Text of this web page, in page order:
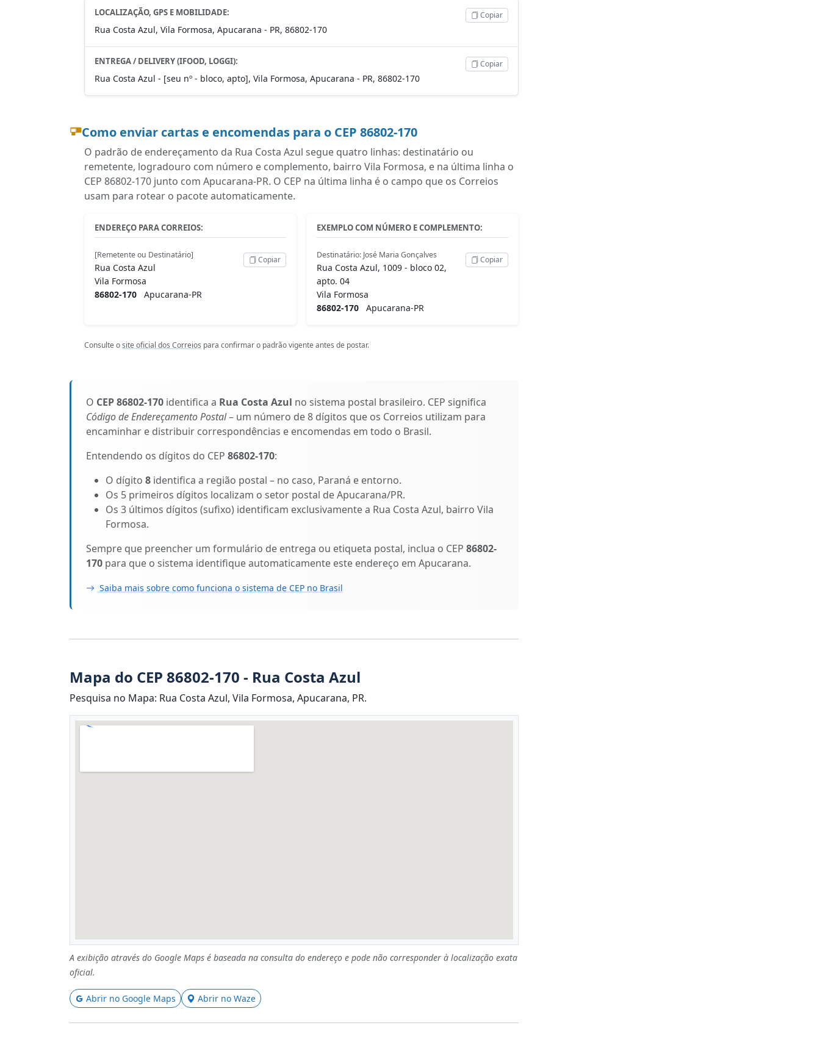
LOCALIZAÇÃO, GPS E MOBILIDADE:
Rua Costa Azul, Vila Formosa, Apucarana - PR, 86802-170
Copiar
ENTREGA / DELIVERY (IFOOD, LOGGI):
Rua Costa Azul - [seu nº - bloco, apto], Vila Formosa, Apucarana - PR, 86802-170
Copiar
Como enviar cartas e encomendas para o CEP 86802-170
O padrão de endereçamento da Rua Costa Azul segue quatro linhas: destinatário ou
remetente, logradouro com número e complemento, bairro Vila Formosa, e na última linha o
CEP 86802-170 junto com Apucarana-PR. O CEP na última linha é o campo que os Correios
usam para rotear o pacote automaticamente.
ENDEREÇO PARA CORREIOS:
[Remetente ou Destinatário]
Rua Costa Azul
Vila Formosa
86802-170 Apucarana-PR
Copiar
EXEMPLO COM NÚMERO E COMPLEMENTO:
Destinatário: José Maria Gonçalves
Rua Costa Azul, 1009 - bloco 02,
apto. 04
Vila Formosa
86802-170 Apucarana-PR
Copiar
Consulte osite oficial dos Correios para confirmar o padrão vigente antes de postar.
O CEP 86802-170 identifica a Rua Costa Azul no sistema postal brasileiro. CEP significa
Código de Endereçamento Postal– um número de 8 dígitos que os Correios utilizam para
encaminhar e distribuir correspondências e encomendas em todo o Brasil.
Entendendo os dígitos do CEP 86802-170:
O dígito 8 identifica a região postal – no caso, Paraná e entorno.
Os 5 primeiros dígitos localizam o setor postal de Apucarana/PR.
Os 3 últimos dígitos (sufixo) identificam exclusivamente a Rua Costa Azul, bairro Vila
Formosa.
Sempre que preencher um formulário de entrega ou etiqueta postal, inclua o CEP 86802-
170 para que o sistema identifique automaticamente este endereço em Apucarana.
Saiba mais sobre como funciona o sistema de CEP no Brasil
Mapa do CEP 86802-170 - Rua Costa Azul
Pesquisa no Mapa: Rua Costa Azul, Vila Formosa, Apucarana, PR.
A exibição através do Google Maps é baseada na consulta do endereço e pode não corresponder à localização exata
oficial.
Abrir no Google Maps Abrir no Waze